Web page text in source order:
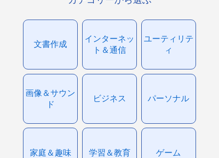
文書作成
インターネッ
ト＆通信
ユーティリテ
ィ
画像＆サウン
ド
ビジネス パーソナル
家庭＆趣味 学習＆教育 ゲーム